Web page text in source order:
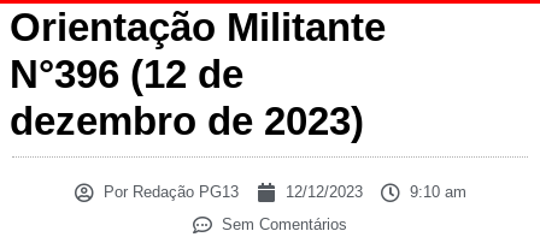
Orientação Militante
N°396 (12 de
dezembro de 2023)
PorRedação PG13 12/12/2023
9:10 am
Sem Comentários